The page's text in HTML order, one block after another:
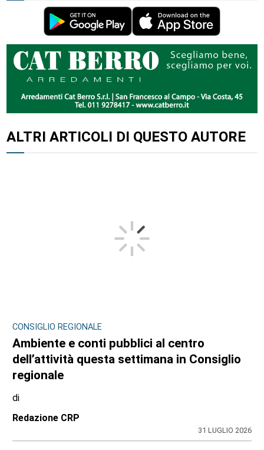
ALTRI ARTICOLI DI QUESTO AUTORE
CONSIGLIO REGIONALE
Ambiente e conti pubblici al centro
dell’attività questa settimana in Consiglio
regionale
di
Redazione CRP
31 LUGLIO 2026